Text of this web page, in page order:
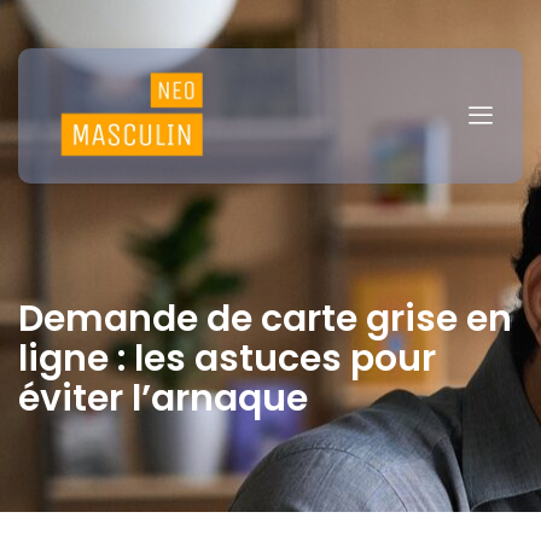
Demande de carte grise en
ligne : les astuces pour
éviter l’arnaque